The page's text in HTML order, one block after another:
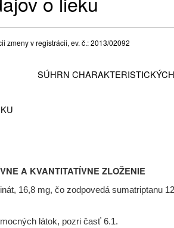
zmeny v registrácii, ev. č.: 2013/02092
SÚHRN
A KVANTITATÍVNE ZLOŽENIE
16,8 mg, čo zodpovedá sumatriptanu
látok, pozri časť 6.1.